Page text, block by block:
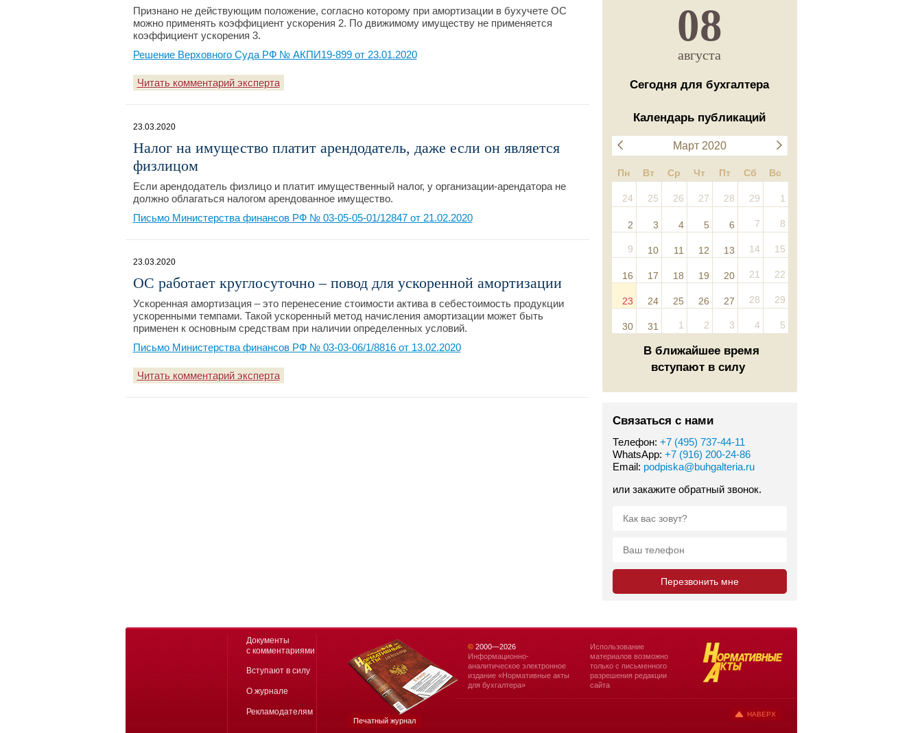
Признано не действующим положение, согласно которому при амортизации в бухучете ОС
можно применять коэффициент ускорения 2. По движимому имуществу не применяется
коэффициент ускорения 3.
Решение Верховного Суда РФ № АКПИ19-899 от 23.01.2020
Читать комментарий эксперта
23.03.2020
Налог на имущество платит арендодатель, даже если он является
физлицом
Если арендодатель физлицо и платит имущественный налог, у организации-арендатора не
должно облагаться налогом арендованное имущество.
Письмо Министерства финансов РФ № 03-05-05-01/12847 от 21.02.2020
23.03.2020
ОС работает круглосуточно – повод для ускоренной амортизации
Ускоренная амортизация – это перенесение стоимости актива в себестоимость продукции
ускоренными темпами. Такой ускоренный метод начисления амортизации может быть
применен к основным средствам при наличии определенных условий.
Письмо Министерства финансов РФ № 03-03-06/1/8816 от 13.02.2020
Читать комментарий эксперта
08
августа
Сегодня для бухгалтера
Календарь публикаций
Март 2020
Пн Вт Ср Чт Пт Сб Вс
24 25 26 27 28 29 1
2 3 4 5 6 7 8
9 10 11 12 13 14 15
16 17 18 19 20 21 22
23 24 25 26 27 28 29
30 31 1 2 3 4 5
В ближайшее время
вступают в силу
Связаться с нами
Телефон: +7 (495) 737-44-11
WhatsApp: +7 (916) 200-24-86
Email: podpiska@buhgalteria.ru
или закажите обратный звонок.
Документы
с комментариями
Вступают в силу
О журнале
Рекламодателям
Печатный журнал
©2000—2026
Информационно-
аналитическое электронное
издание «Нормативные акты
для бухгалтера»
Использование
материалов возможно
только с письменного
разрешения редакции
сайта
НАВЕРХ